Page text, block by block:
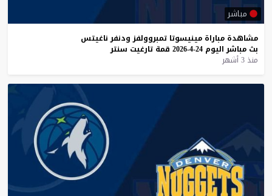
مباشر
مشاهدة مباراة مينيسوتا تمبروولفز ودنفر ناغيتس
بث مباشر اليوم 24-4-2026 قمة تارغيت سنتر
منذ 3 أشهر